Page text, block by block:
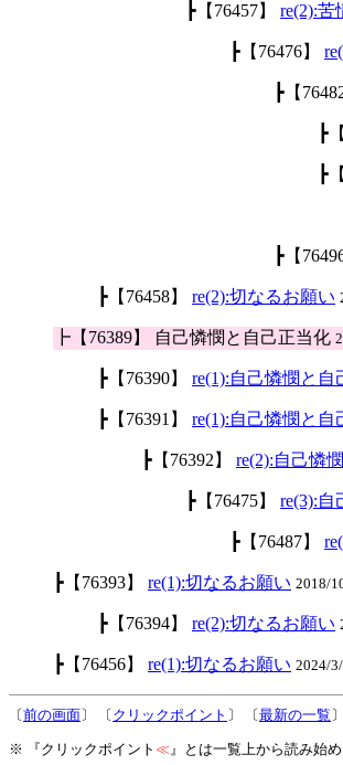
┣【76457】 re(2):苦
┣【76476】
┣【
┣
┣
┣【
┣【76458】 re(2):切なるお願い
┣【76389】 自己憐憫と自己正当化
┣【76390】 re(1):自己憐憫と自
┣【76391】 re(1):自己憐憫と自
┣【76392】 re(2):自己憐
┣【76475】 re(3):自
┣【76487】
┣【76393】 re(1):切なるお願い 2018/
┣【76394】 re(2):切なるお願い
┣【76456】 re(1):切なるお願い 2024/
〔前の画面〕 〔 クリックポイント 〕 〔最新の一覧
※ 『クリックポイント ≪』とは一覧上から読み始